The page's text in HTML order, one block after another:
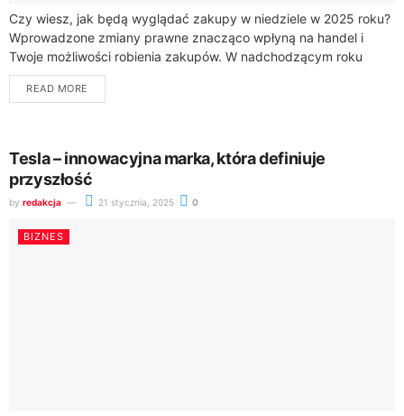
Czy wiesz, jak będą wyglądać zakupy w niedziele w 2025 roku?
Wprowadzone zmiany prawne znacząco wpłyną na handel i
Twoje możliwości robienia zakupów. W nadchodzącym roku
czeka nas osiem niedziel...
READ MORE
Tesla – innowacyjna marka, która definiuje
przyszłość
by redakcja 21 stycznia, 2025 0
BIZNES